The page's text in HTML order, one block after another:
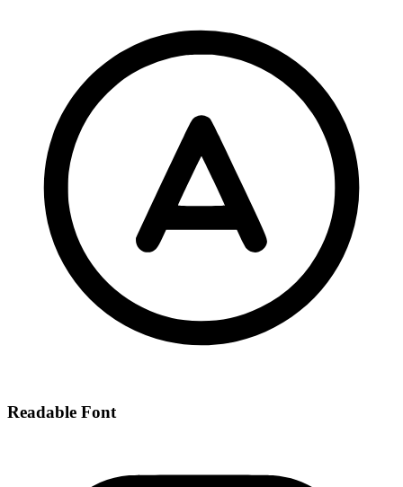
Readable Font